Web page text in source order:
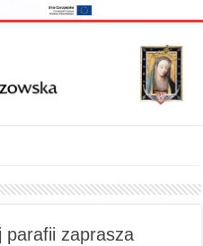
parafii zaprasza